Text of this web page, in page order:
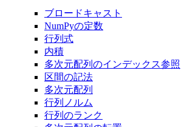
ブロードキャスト
NumPyの定数
行列式
内積
多次元配列のインデックス参照
区間の記法
多次元配列
行列ノルム
行列のランク